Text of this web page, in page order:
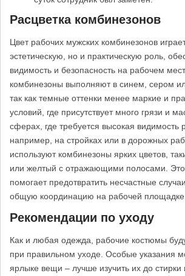
Расцветка комбинезонов
Цвет рабочих мужских комбинезонов
эстетическую, но и практическую роль,
видимость и безопасность на рабочем
комбинезоны выполняют в синем, сером
так как темные оттенки менее маркие и
условий, где присутствует много грязи и
сферах, где требуется высокая видимость
например, на стройках или в дорожных
используют комбинезоны ярких цветов,
или желтый с отражающими полосами. Это
помогает предотвратить несчастные
общую координацию на рабочей площадке.
Рекомендации по уходу
Как и любая одежда, рабочие костюмы
при правильном уходе. Особые указания
ярлыке вещи – лучше изучить их до стирки